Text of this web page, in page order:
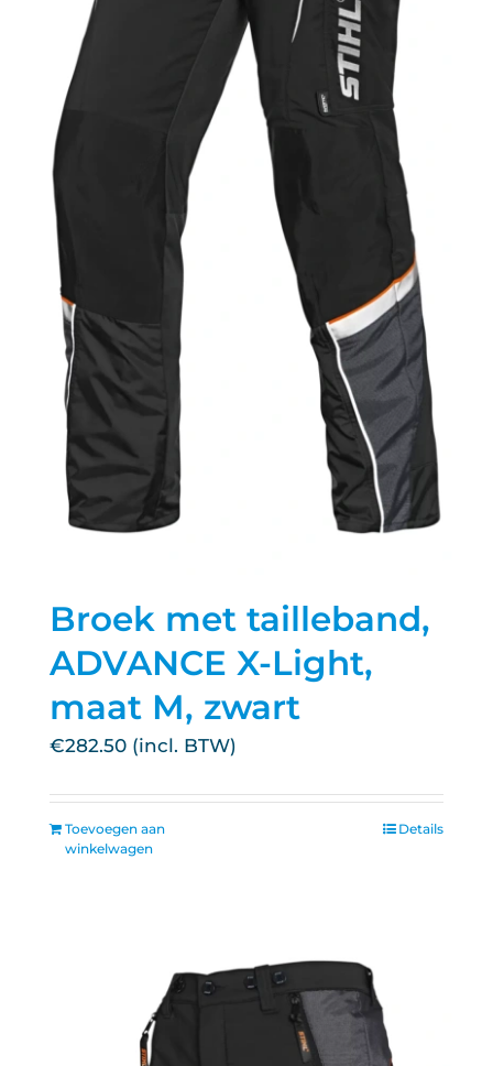
Broek met tailleband,
ADVANCE X-Light,
maat M, zwart
€282.50
Toevoegen aan
winkelwagen
Details